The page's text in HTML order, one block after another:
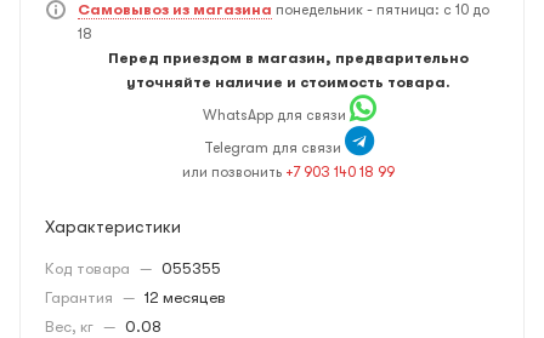
Самовывоз из магазина понедельник - пятница: с 10 до
18
Перед приездом в магазин, предварительно
уточняйте наличие и стоимость товара.
WhatsApp для связи
Telegram для связи
или позвонить +7 903 140 18 99
Характеристики
Код товара — 055355
Гарантия — 12 месяцев
Вес, кг — 0.08